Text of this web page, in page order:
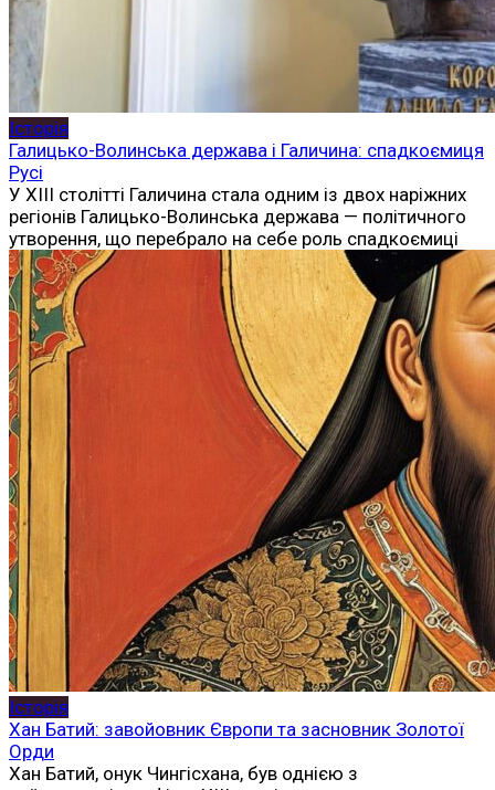
Історія
Галицько-Волинська держава і Галичина: спадкоємиця
Русі
У XIII столітті Галичина стала одним із двох наріжних
регіонів Галицько-Волинська держава — політичного
утворення, що перебрало на себе роль спадкоємиці
Історія
Хан Батий: завойовник Європи та засновник Золотої
Орди
Хан Батий, онук Чингісхана, був однією з